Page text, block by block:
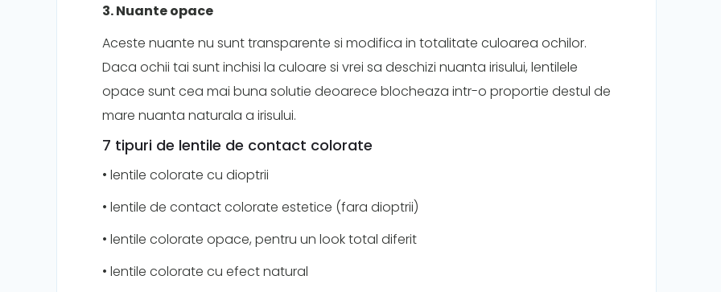
3. Nuante opace
Aceste nuante nu sunt transparente si modifica in totalitate culoarea ochilor.
Daca ochii tai sunt inchisi la culoare si vrei sa deschizi nuanta irisului, lentilele
opace sunt cea mai buna solutie deoarece blocheaza intr-o proportie destul de
mare nuanta naturala a irisului.
7 tipuri de lentile de contact colorate
• lentile colorate cu dioptrii
• lentile de contact colorate estetice (fara dioptrii)
• lentile colorate opace, pentru un look total diferit
• lentile colorate cu efect natural